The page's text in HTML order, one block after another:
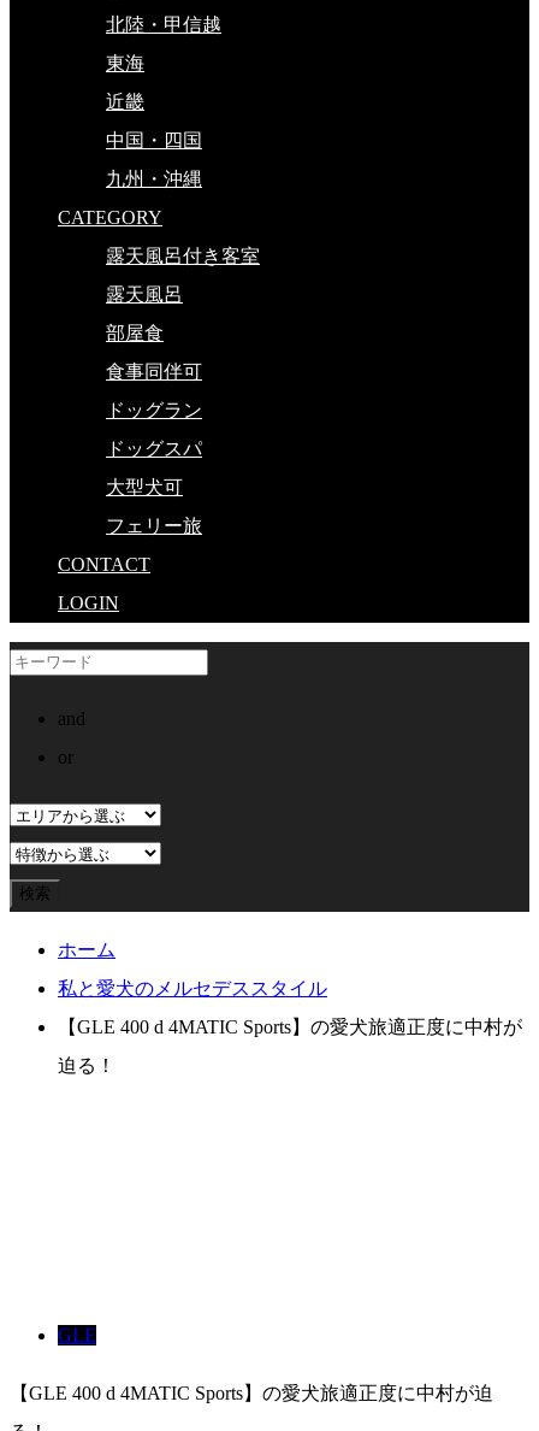
北陸・甲信越
東海
近畿
中国・四国
九州・沖縄
CATEGORY
露天風呂付き客室
露天風呂
部屋食
食事同伴可
ドッグラン
ドッグスパ
大型犬可
フェリー旅
CONTACT
LOGIN
and
or
ホーム
私と愛犬のメルセデススタイル
【GLE 400 d 4MATIC Sports】の愛犬旅適正度に中村が
迫る！
GLE
【GLE 400 d 4MATIC Sports】の愛犬旅適正度に中村が迫